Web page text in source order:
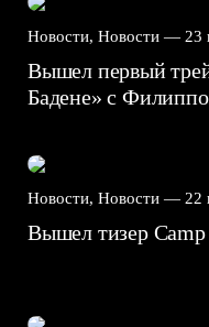
Новости, Новости — 23
Вышел первый
Бадене» с
Новости, Новости — 22
Вышел тизер